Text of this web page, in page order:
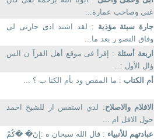
غنى وصاحب عمارة...
جارة سيئة مؤذية : لقد اشتد اذى جارتى لى
وفاق التصو ر بعد ما...
اربعة أسئلة : إقرأ فى موقع أهل القرآ ن الس
ؤال الأول :...
أم الكتاب : ما المقص ود بأم الكتا ب ؟ ...
الافلام والاصلاح: لدي استفس ار للشيخ احمد
حول الافل ام ...
عبادتهم للأنبياء : قال الله سبحان ه :إِنَ� �كُمْ